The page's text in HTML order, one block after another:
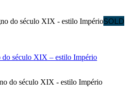
SOLD
do século XIX – estilo Império